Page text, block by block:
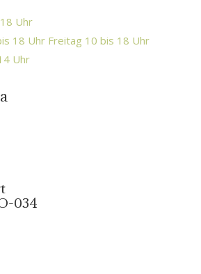
Uhr
18 Uhr Freitag 10 bis 18 Uhr
Uhr
034